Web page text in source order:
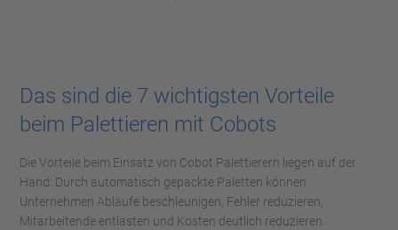
Das sind die 7 wichtigsten Vorteile
beim Palettieren mit Cobots
Die Vorteile beim Einsatz von Cobot Palettierern liegen auf der
Hand: Durch automatisch gepackte Paletten können
Unternehmen Abläufe beschleunigen, Fehler reduzieren,
Mitarbeitende entlasten und Kosten deutlich reduzieren.